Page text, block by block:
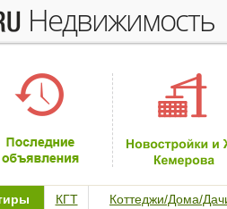
недвижимость
КГТ
Коттеджи/Дома/